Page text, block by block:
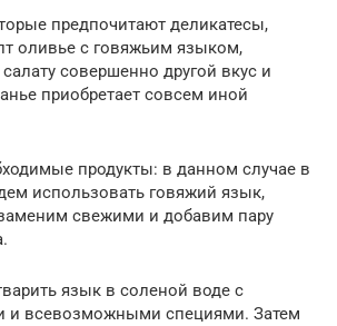
предпочитают деликатесы,
оливье с говяжьим языком,
совершенно другой вкус и
приобретает совсем иной
продукты: в данном случае в
использовать говяжий язык,
свежими и добавим пару
язык в соленой воде с
и всевозможными специями. Затем